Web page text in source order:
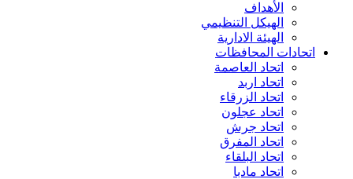
الأهداف
الهيكل التنظيمي
الهيئة الادارية
اتحادات المحافظات
اتحاد العاصمة
اتحاد اربد
اتحاد الزرقاء
اتحاد عجلون
اتحاد جرش
اتحاد المفرق
اتحاد البلقاء
اتحاد مادبا